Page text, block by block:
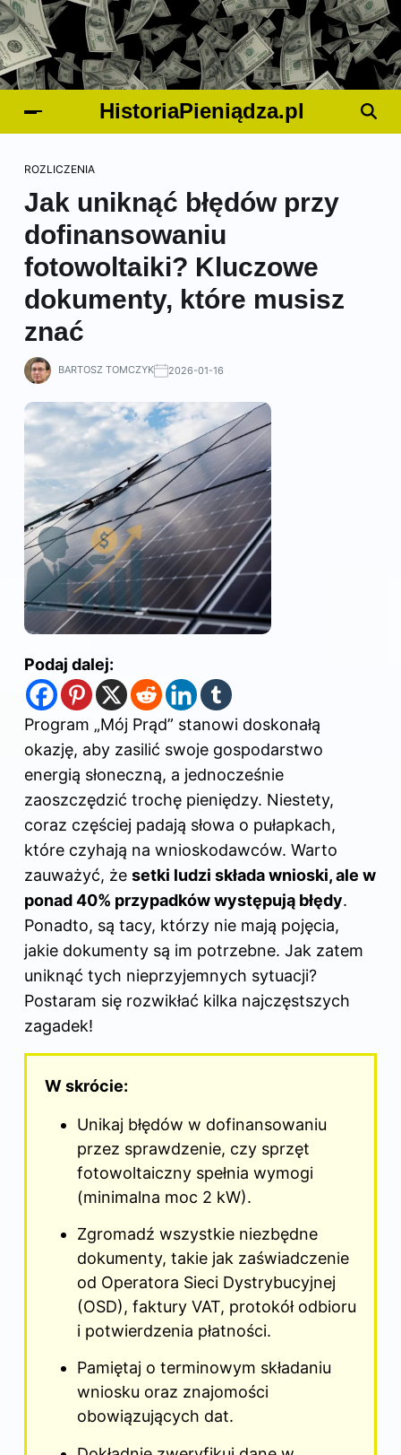
HistoriaPieniądza.pl
ROZLICZENIA
Jak uniknąć błędów przy
dofinansowaniu
fotowoltaiki? Kluczowe
dokumenty, które musisz
znać
BARTOSZ TOMCZYK 2026-01-16
Podaj dalej:
Program „Mój Prąd” stanowi doskonałą
okazję, aby zasilić swoje gospodarstwo
energią słoneczną, a jednocześnie
zaoszczędzić trochę pieniędzy. Niestety,
coraz częściej padają słowa o pułapkach,
które czyhają na wnioskodawców. Warto
zauważyć, że setki ludzi składa wnioski, ale w
ponad 40% przypadków występują błędy.
Ponadto, są tacy, którzy nie mają pojęcia,
jakie dokumenty są im potrzebne. Jak zatem
uniknąć tych nieprzyjemnych sytuacji?
Postaram się rozwikłać kilka najczęstszych
zagadek!
W skrócie:
Unikaj błędów w dofinansowaniu
przez sprawdzenie, czy sprzęt
fotowoltaiczny spełnia wymogi
(minimalna moc 2 kW).
Zgromadź wszystkie niezbędne
dokumenty, takie jak zaświadczenie
od Operatora Sieci Dystrybucyjnej
(OSD), faktury VAT, protokół odbioru
i potwierdzenia płatności.
Pamiętaj o terminowym składaniu
wniosku oraz znajomości
obowiązujących dat.